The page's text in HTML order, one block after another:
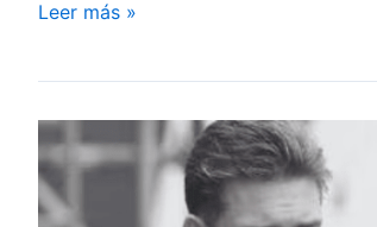
CARLOS
SELECCIONADO
PERUANO
Y
Leer más »